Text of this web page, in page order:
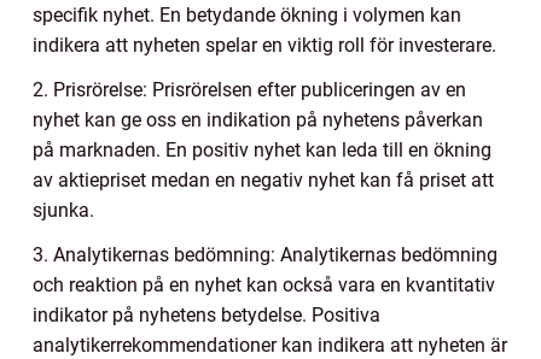
specifik nyhet. En betydande ökning i volymen kan
indikera att nyheten spelar en viktig roll för investerare.
2. Prisrörelse: Prisrörelsen efter publiceringen av en
nyhet kan ge oss en indikation på nyhetens påverkan
på marknaden. En positiv nyhet kan leda till en ökning
av aktiepriset medan en negativ nyhet kan få priset att
sjunka.
3. Analytikernas bedömning: Analytikernas bedömning
och reaktion på en nyhet kan också vara en kvantitativ
indikator på nyhetens betydelse. Positiva
analytikerrekommendationer kan indikera att nyheten är